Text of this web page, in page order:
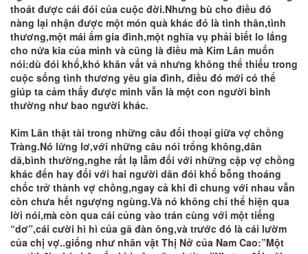
thoát được cái đói của cuộc đời.Nhưng bù cho điều đó
nàng lại nhận được một món quà khác đó là tình thân,tình
thương,một mái ấm gia đình,một nghĩa vụ phải biết lo lắng
cho nửa kia của mình và cũng là điều mà Kim Lân muốn
nói:dù đói khổ,khó khăn vất vả nhưng không thể thiếu trong
cuộc sống tình thương yêu gia đình, điều đó mới có thể
giúp ta cảm thấy được mình vẫn là một con người bình
thường như bao người khác.
Kim Lân thật tài trong những câu đối thoại giữa vợ chồng
Tràng.Nó lửng lơ,với những câu nói trổng không,dân
dã,bình thường,nghe rất lạ lẫm đối với những cặp vợ chồng
khác đến hay đối với hai người dân đói khổ bỗng thoáng
chốc trở thành vợ chồng,ngay cả khi đi chung với nhau vẫn
còn chưa hết ngượng ngùng.Và nó không chỉ thể hiện qua
lời nói,mà còn qua cái củng vào trán cùng với một tiếng
“dơ”,cái cười hì hì của gã đàn ông,và trước đó là cái lườm
của chị vợ..giống như nhân vật Thị Nở của Nam Cao:”Một